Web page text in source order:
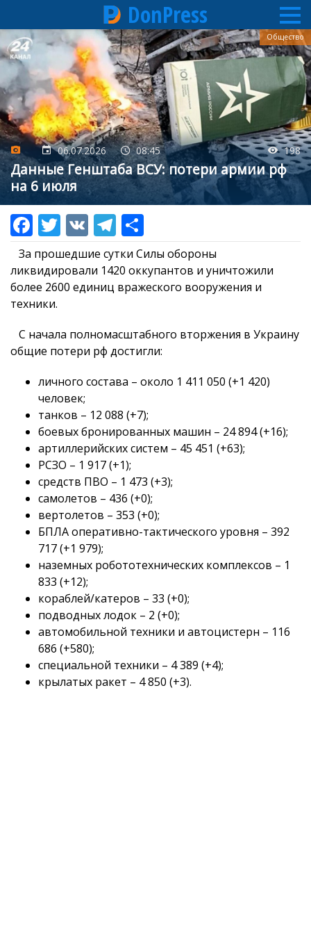
Перейти
к
основному
содержанию
DonPress
06.07.2026 08:45 198
Данные Генштаба ВСУ: потери армии рф
на 6 июля
Общество
За прошедшие сутки Силы обороны
ликвидировали 1420 оккупантов и уничтожили
более 2600 единиц вражеского вооружения и
техники.
С начала полномасштабного вторжения в Украину
общие потери рф достигли:
личного состава – около 1 411 050 (+1 420)
человек;
танков – 12 088 (+7);
боевых бронированных машин – 24 894 (+16);
артиллерийских систем – 45 451 (+63);
РСЗО – 1 917 (+1);
средств ПВО – 1 473 (+3);
самолетов – 436 (+0);
вертолетов – 353 (+0);
БПЛА оперативно-тактического уровня – 392
717 (+1 979);
наземных робототехнических комплексов – 1
833 (+12);
кораблей/катеров – 33 (+0);
подводных лодок – 2 (+0);
автомобильной техники и автоцистерн – 116
686 (+580);
специальной техники – 4 389 (+4);
крылатых ракет – 4 850 (+3).